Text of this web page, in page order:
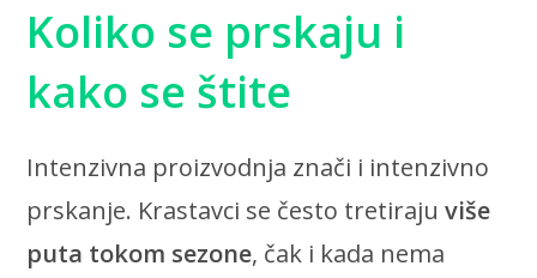
Koliko se prskaju i
kako se štite
Intenzivna proizvodnja znači i intenzivno
prskanje. Krastavci se često tretirajuviše
puta tokom sezone, čak i kada nema